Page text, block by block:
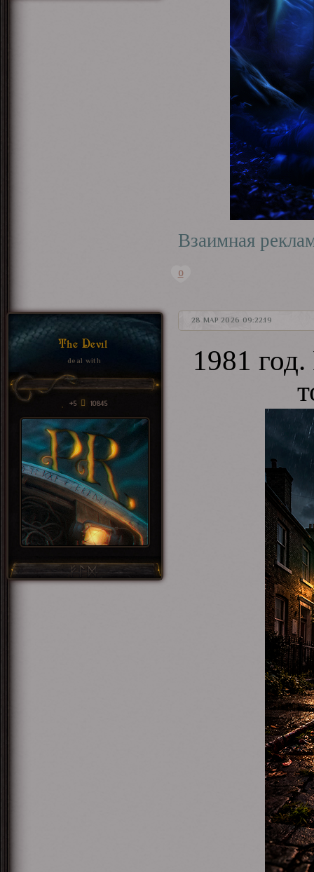
Взаимная
0
28 МАР 2026 09:22:19
The Devil
deal with
+5 10845
1981